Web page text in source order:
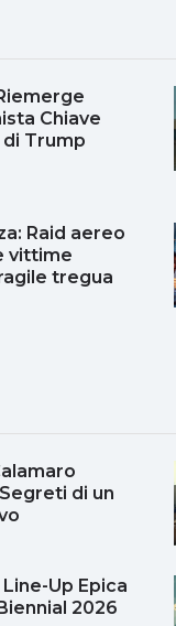
Chiave
Trump
Raid aereo
vittime
tregua
di un
Up Epica
2026